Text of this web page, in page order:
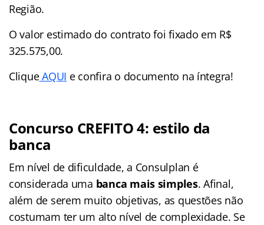
Região.
O valor estimado do contrato foi fixado em R$
325.575,00.
CliqueAQUI e confira o documento na íntegra!
Concurso CREFITO 4: estilo da
banca
Em nível de dificuldade, a Consulplan é
considerada uma banca mais simples. Afinal,
além de serem muito objetivas, as questões não
costumam ter um alto nível de complexidade. Se